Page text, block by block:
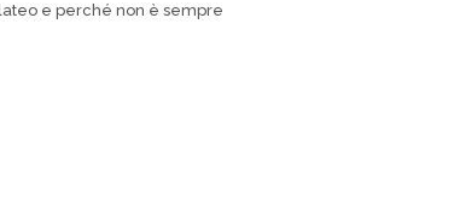
e perché non è sempre